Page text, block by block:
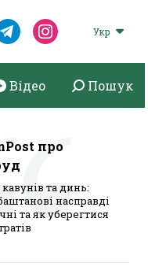
Укр
Відео Пошук
про
та динь:
насправді
та як уберегтися